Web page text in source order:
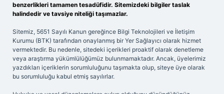
benzerlikleri tamamen tesadüfidir. Sitemizdeki bilgiler taslak
halindedir ve tavsiye niteliği taşımazlar.
Sitemiz, 5651 Sayılı Kanun gereğince Bilgi Teknolojileri ve İletişim
Kurumu (BTK) tarafından onaylanmış bir Yer Sağlayıcı olarak hizmet
vermektedir. Bu nedenle, sitedeki içerikleri proaktif olarak denetleme
veya araştırma yükümlülüğümüz bulunmamaktadır. Ancak, üyelerimiz
yazdıkları içeriklerin sorumluluğunu taşımakta olup, siteye üye olarak
bu sorumluluğu kabul etmiş sayılırlar.